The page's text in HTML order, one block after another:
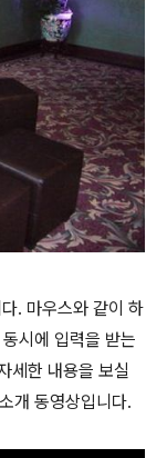
. 마우스와 같이 하
시에 입력을 받는
세한 내용을 보실
개 동영상입니다.